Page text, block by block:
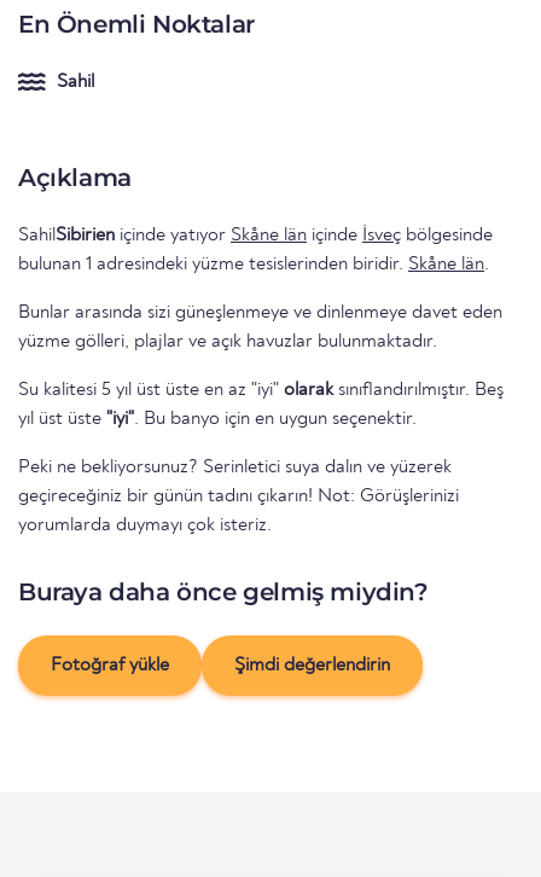
En Önemli Noktalar
Sahil
Açıklama
SahilSibirien içinde yatıyor Skåne län içinde İsveç bölgesinde
bulunan 1 adresindeki yüzme tesislerinden biridir. Skåne län.
Bunlar arasında sizi güneşlenmeye ve dinlenmeye davet eden
yüzme gölleri, plajlar ve açık havuzlar bulunmaktadır.
Su kalitesi 5 yıl üst üste en az "iyi" olaraksınıflandırılmıştır. Beş
yıl üst üste "iyi". Bu banyo için en uygun seçenektir.
Peki ne bekliyorsunuz? Serinletici suya dalın ve yüzerek
geçireceğiniz bir günün tadını çıkarın! Not: Görüşlerinizi
yorumlarda duymayı çok isteriz.
Buraya daha önce gelmiş miydin?
Fotoğraf yükle Şimdi değerlendirin